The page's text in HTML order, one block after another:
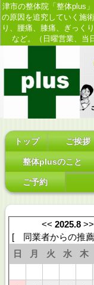
津市の整体院「整体plus
の原因を追究していく施
り、腰痛、膝痛、ぎっく
など。（日曜営業、当
トップ ご挨
整体plusのこと
ご予約
<< 2025.8 >>
[同業者からの推
日
月 火 水 木